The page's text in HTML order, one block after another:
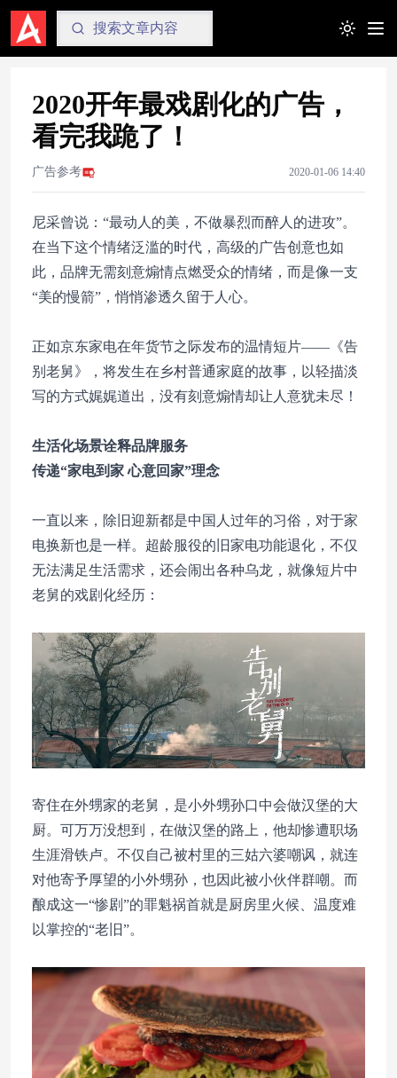
Toggle
2020开年最戏剧化的广告，
看完我跪了！
广告参考 2020-01-06 14:40
尼采曾说：“最动人的美，不做暴烈而醉人的进攻”。
在当下这个情绪泛滥的时代，高级的广告创意也如
此，品牌无需刻意煽情点燃受众的情绪，而是像一支
“美的慢箭”，悄悄渗透久留于人心。
正如京东家电在年货节之际发布的温情短片——《告
别老舅》，将发生在乡村普通家庭的故事，以轻描淡
写的方式娓娓道出，没有刻意煽情却让人意犹未尽！
生活化场景诠释品牌服务
传递“家电到家 心意回家”理念
一直以来，除旧迎新都是中国人过年的习俗，对于家
电换新也是一样。超龄服役的旧家电功能退化，不仅
无法满足生活需求，还会闹出各种乌龙，就像短片中
老舅的戏剧化经历：
寄住在外甥家的老舅，是小外甥孙口中会做汉堡的大
厨。可万万没想到，在做汉堡的路上，他却惨遭职场
生涯滑铁卢。不仅自己被村里的三姑六婆嘲讽，就连
对他寄予厚望的小外甥孙，也因此被小伙伴群嘲。而
酿成这一“惨剧”的罪魁祸首就是厨房里火候、温度难
以掌控的“老旧”。